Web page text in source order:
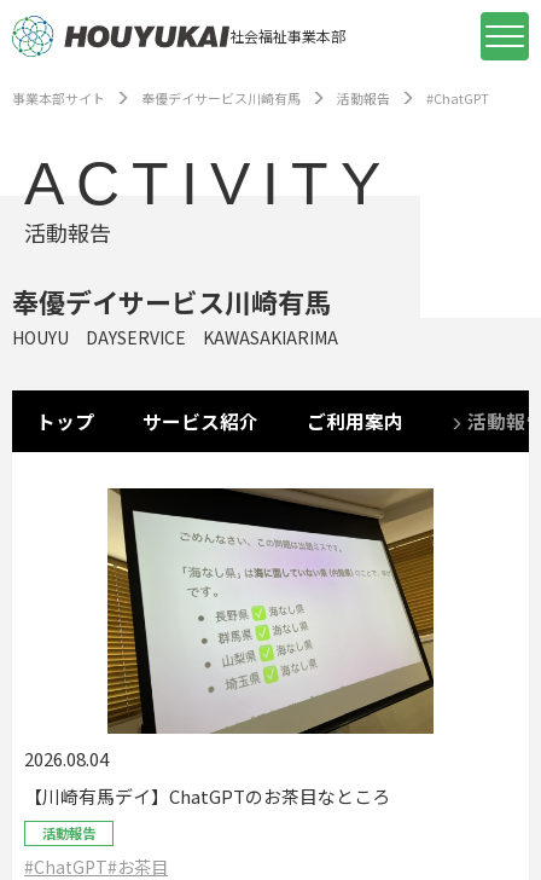
社会福祉事業本部
事業本部サイト 奉優デイサービス川崎有馬 活動報告 #ChatGPT
ACTIVITY
活動報告
奉優デイサービス川崎有馬
HOUYU DAYSERVICE KAWASAKIARIMA
トップ サービス紹介 ご利用案内 活動報
2026.08.04
【川崎有馬デイ】ChatGPTのお茶目なところ
活動報告
#ChatGPT#お茶目